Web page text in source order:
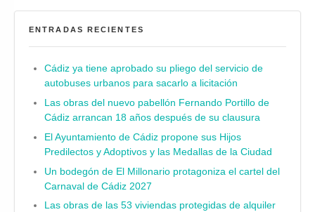
ENTRADAS RECIENTES
Cádiz ya tiene aprobado su pliego del servicio de
autobuses urbanos para sacarlo a licitación
Las obras del nuevo pabellón Fernando Portillo de
Cádiz arrancan 18 años después de su clausura
El Ayuntamiento de Cádiz propone sus Hijos
Predilectos y Adoptivos y las Medallas de la Ciudad
Un bodegón de El Millonario protagoniza el cartel del
Carnaval de Cádiz 2027
Las obras de las 53 viviendas protegidas de alquiler